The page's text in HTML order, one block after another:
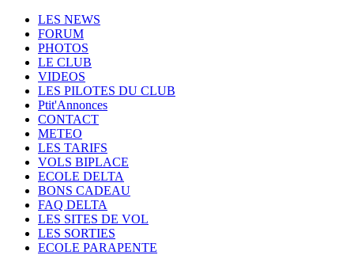
LES NEWS
FORUM
PHOTOS
LE CLUB
VIDEOS
LES PILOTES DU CLUB
Ptit'Annonces
CONTACT
METEO
LES TARIFS
VOLS BIPLACE
ECOLE DELTA
BONS CADEAU
FAQ DELTA
LES SITES DE VOL
LES SORTIES
ECOLE PARAPENTE